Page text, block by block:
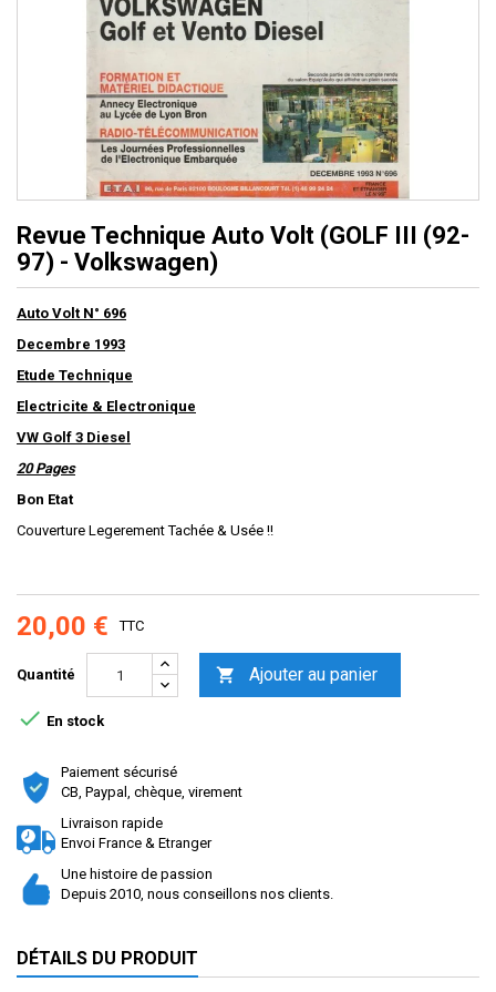
Revue Technique Auto Volt (GOLF III (92-
97) - Volkswagen)
Auto Volt N° 696
Decembre 1993
Etude Technique
Electricite & Electronique
VW Golf 3 Diesel
20 Pages
Bon Etat
Couverture Legerement Tachée & Usée !!
20,00 € TTC
Quantité  Ajouter au panier
 En stock
Paiement sécurisé
CB, Paypal, chèque, virement
Livraison rapide
Envoi France & Etranger
Une histoire de passion
Depuis 2010, nous conseillons nos clients.
DÉTAILS DU PRODUIT